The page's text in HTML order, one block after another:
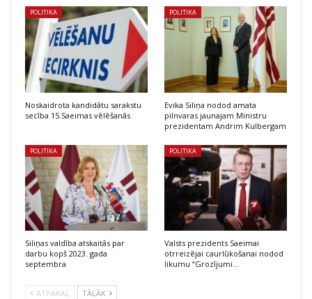
POLITIKA
Noskaidrota kandidātu sarakstu
secība 15.Saeimas vēlēšanās
POLITIKA
Evika Siliņa nodod amata
pilnvaras jaunajam Ministru
prezidentam Andrim Kulbergam
POLITIKA
Siliņas valdība atskaitās par
darbu kopš 2023. gada
septembra
POLITIKA
Valsts prezidents Saeimai
otrreizējai caurlūkošanai nodod
likumu “Grozījumi…
ATPAKAĻ TĀLĀK